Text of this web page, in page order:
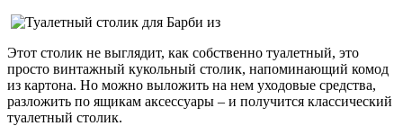
Этот столик не выглядит, как собственно туалетный, это
просто винтажный кукольный столик, напоминающий комод
из картона. Но можно выложить на нем уходовые средства,
разложить по ящикам аксессуары – и получится классический
туалетный столик.